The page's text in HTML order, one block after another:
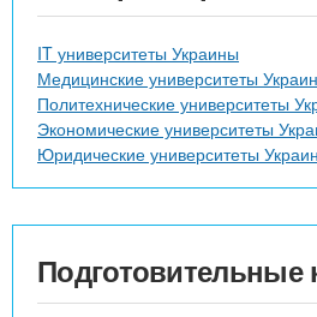
IT университеты Украины
Медицинские университеты
Политехнические университеты
Экономические университеты
Юридические университеты
Подготовительные